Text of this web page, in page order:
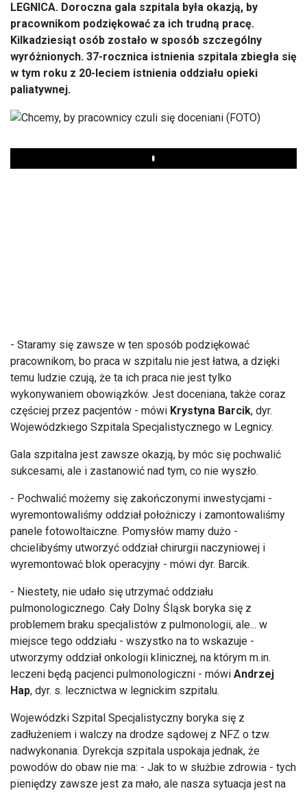
LEGNICA. Doroczna gala szpitala była okazją, by
pracownikom podziękować za ich trudną pracę.
Kilkadziesiąt osób zostało w sposób szczególny
wyróżnionych. 37-rocznica istnienia szpitala zbiegła się
w tym roku z 20-leciem istnienia oddziału opieki
paliatywnej.
Play
- Staramy się zawsze w ten sposób podziękować
pracownikom, bo praca w szpitalu nie jest łatwa, a dzięki
temu ludzie czują, że ta ich praca nie jest tylko
wykonywaniem obowiązków. Jest doceniana, także coraz
częściej przez pacjentów - mówi Krystyna Barcik, dyr.
Wojewódzkiego Szpitala Specjalistycznego w Legnicy.
Gala szpitalna jest zawsze okazją, by móc się pochwalić
sukcesami, ale i zastanowić nad tym, co nie wyszło.
- Pochwalić możemy się zakończonymi inwestycjami -
wyremontowaliśmy oddział położniczy i zamontowaliśmy
panele fotowoltaiczne. Pomysłów mamy dużo -
chcielibyśmy utworzyć oddział chirurgii naczyniowej i
wyremontować blok operacyjny - mówi dyr. Barcik.
- Niestety, nie udało się utrzymać oddziału
pulmonologicznego. Cały Dolny Śląsk boryka się z
problemem braku specjalistów z pulmonologii, ale... w
miejsce tego oddziału - wszystko na to wskazuje -
utworzymy oddział onkologii klinicznej, na którym m.in.
leczeni będą pacjenci pulmonologiczni - mówi Andrzej
Hap, dyr. s. lecznictwa w legnickim szpitalu.
Wojewódzki Szpital Specjalistyczny boryka się z
zadłużeniem i walczy na drodze sądowej z NFZ o tzw.
nadwykonania. Dyrekcja szpitala uspokaja jednak, że
powodów do obaw nie ma: - Jak to w służbie zdrowia - tych
pieniędzy zawsze jest za mało, ale nasza sytuacja jest na